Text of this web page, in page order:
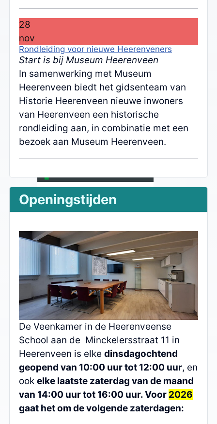
28
nov
Rondleiding voor nieuwe Heerenveners
Start is bij Museum Heerenveen
In samenwerking met Museum
Heerenveen biedt het gidsenteam van
Historie Heerenveen nieuwe inwoners
van Heerenveen een historische
rondleiding aan, in combinatie met een
bezoek aan Museum Heerenveen.
Openingstijden
De Veenkamer in de Heerenveense
School aan de Minckelersstraat 11 in
Heerenveen is elke dinsdagochtend
geopend van 10:00 uur tot 12:00 uur, en
ook elke laatste zaterdag van de maand
van 14:00 uur tot 16:00 uur. Voor 2026
gaat het om de volgende zaterdagen: